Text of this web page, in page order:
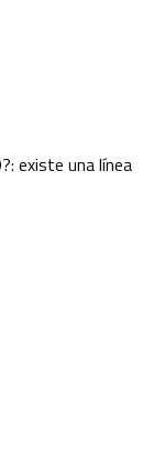
existe una línea